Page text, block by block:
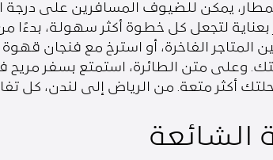
لتجعل كل خطوة أكثر سهولة، بدءًا
المتاجر الفاخرة، أو استرخ مع فنجان
وعلى متن الطائرة، استمتع بسفر
أكثر متعة. من الرياض إلى لندن، كل
الشائعة